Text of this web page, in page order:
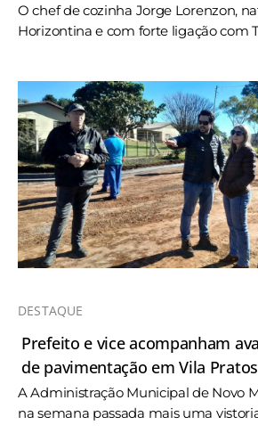
O chef de cozinha Jorge Lorenzon,
Horizontina e com forte ligação com
DESTAQUE
Prefeito e vice acompanham
de pavimentação em Vila Pratos
A Administração Municipal de Novo
na semana passada mais uma